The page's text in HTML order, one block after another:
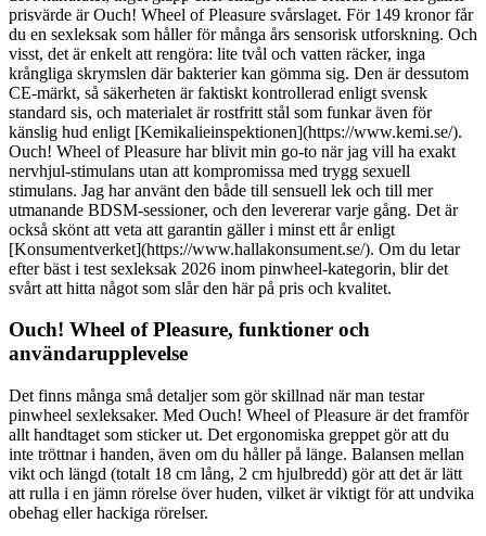
prisvärde är Ouch! Wheel of Pleasure svårslaget. För 149 kronor får
du en sexleksak som håller för många års sensorisk utforskning. Och
visst, det är enkelt att rengöra: lite tvål och vatten räcker, inga
krångliga skrymslen där bakterier kan gömma sig. Den är dessutom
CE-märkt, så säkerheten är faktiskt kontrollerad enligt svensk
standard sis, och materialet är rostfritt stål som funkar även för
känslig hud enligt [Kemikalieinspektionen](https://www.kemi.se/).
Ouch! Wheel of Pleasure har blivit min go-to när jag vill ha exakt
nervhjul-stimulans utan att kompromissa med trygg sexuell
stimulans. Jag har använt den både till sensuell lek och till mer
utmanande BDSM-sessioner, och den levererar varje gång. Det är
också skönt att veta att garantin gäller i minst ett år enligt
[Konsumentverket](https://www.hallakonsument.se/). Om du letar
efter bäst i test sexleksak 2026 inom pinwheel-kategorin, blir det
svårt att hitta något som slår den här på pris och kvalitet.
Ouch! Wheel of Pleasure, funktioner och
användarupplevelse
Det finns många små detaljer som gör skillnad när man testar
pinwheel sexleksaker. Med Ouch! Wheel of Pleasure är det framför
allt handtaget som sticker ut. Det ergonomiska greppet gör att du
inte tröttnar i handen, även om du håller på länge. Balansen mellan
vikt och längd (totalt 18 cm lång, 2 cm hjulbredd) gör att det är lätt
att rulla i en jämn rörelse över huden, vilket är viktigt för att undvika
obehag eller hackiga rörelser.